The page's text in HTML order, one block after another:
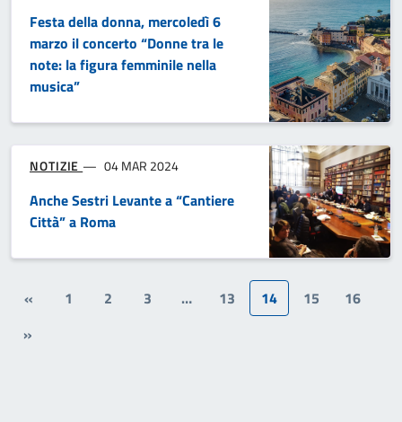
Festa della donna, mercoledì 6
marzo il concerto “Donne tra le
note: la figura femminile nella
musica”
NOTIZIE 04 MAR 2024
Anche Sestri Levante a “Cantiere
Città” a Roma
« 1 2 3 … 13 14 15
16
»